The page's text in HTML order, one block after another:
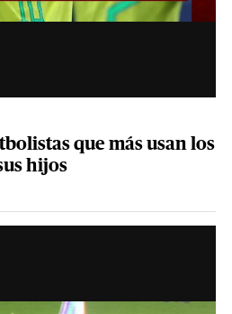
que más usan los
hijos